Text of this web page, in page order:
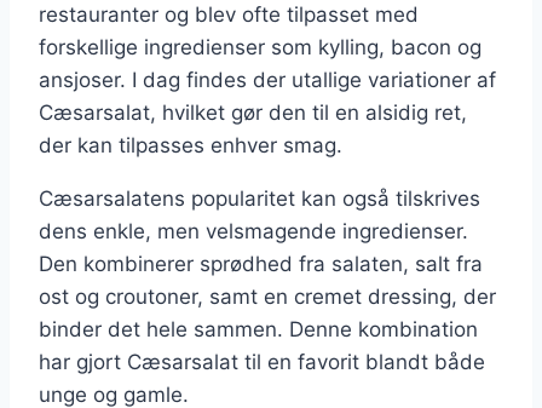
restauranter og blev ofte tilpasset med
forskellige ingredienser som kylling, bacon og
ansjoser. I dag findes der utallige variationer af
Cæsarsalat, hvilket gør den til en alsidig ret,
der kan tilpasses enhver smag.
Cæsarsalatens popularitet kan også tilskrives
dens enkle, men velsmagende ingredienser.
Den kombinerer sprødhed fra salaten, salt fra
ost og croutoner, samt en cremet dressing, der
binder det hele sammen. Denne kombination
har gjort Cæsarsalat til en favorit blandt både
unge og gamle.